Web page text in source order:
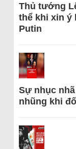
Thủ tướng
thể khi xin ý
Putin
Sự nhục
nhũng khi